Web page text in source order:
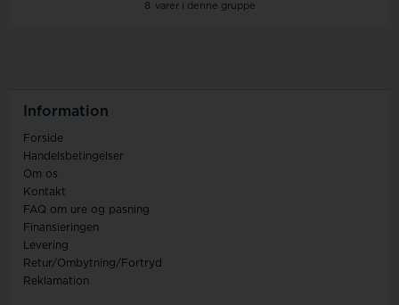
8 varer i denne gruppe
Information
Forside
Handelsbetingelser
Om os
Kontakt
FAQ om ure og pasning
Finansieringen
Levering
Retur/Ombytning/Fortryd
Reklamation